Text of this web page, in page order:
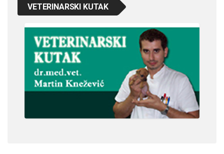
VETERINARSKI KUTAK